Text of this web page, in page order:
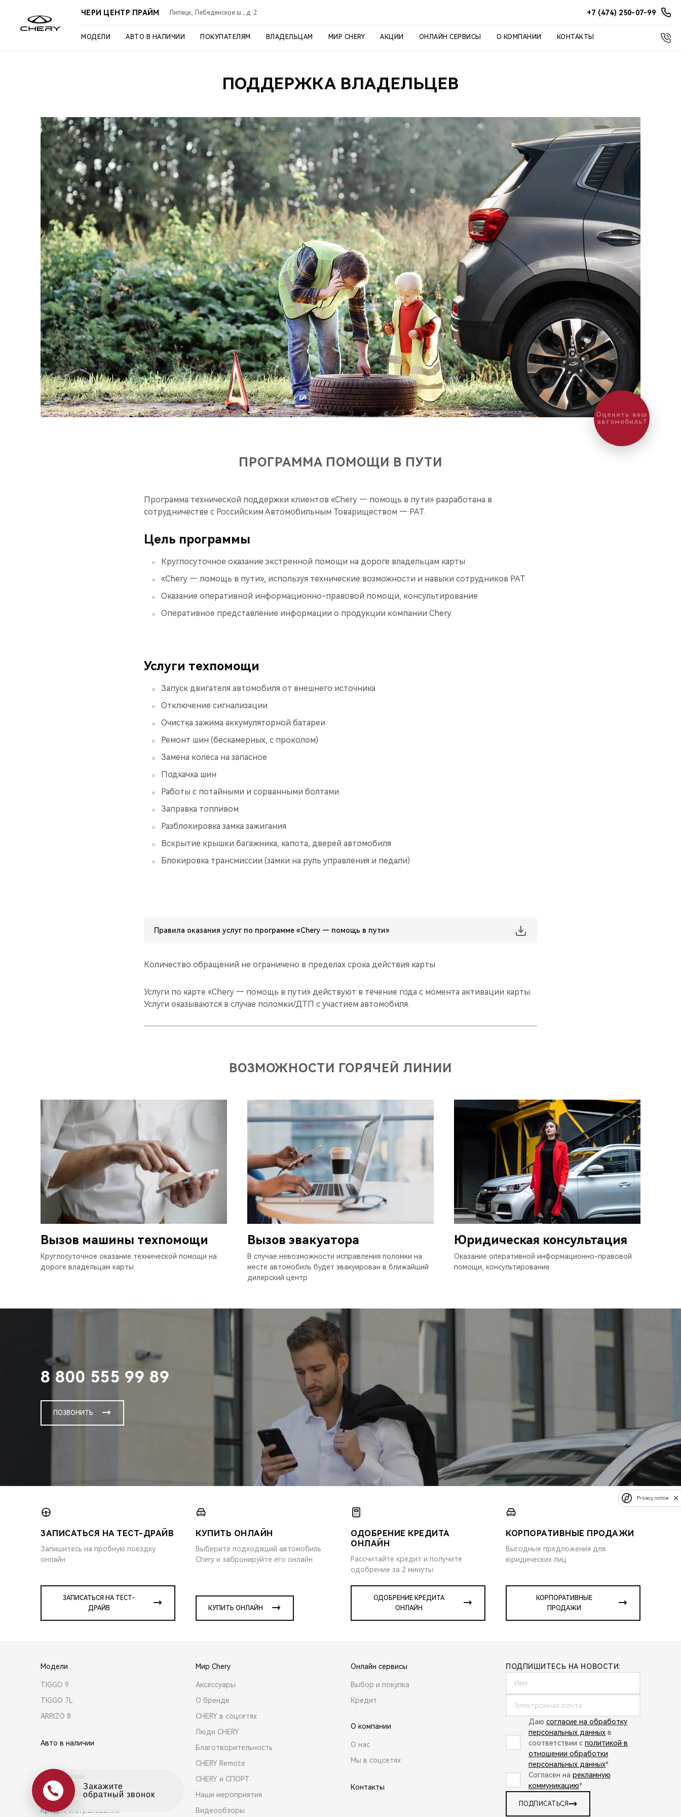
ЧЕРИ ЦЕНТР ПРАЙМ Липецк, Лебедянское ш., д. 2 +7 (474) 250-07-99
МОДЕЛИ АВТО В НАЛИЧИИ ПОКУПАТЕЛЯМ ВЛАДЕЛЬЦАМ МИР CHERY АКЦИИ ОНЛАЙН СЕРВИСЫ О КОМПАНИИ КОНТАКТЫ
ПОДДЕРЖКА ВЛАДЕЛЬЦЕВ
ПРОГРАММА ПОМОЩИ В ПУТИ
Программа технической поддержки клиентов «Chery — помощь в пути» разработана в
сотрудничестве с Российским Автомобильным Товариществом — РАТ.
Цель программы
Круглосуточное оказание экстренной помощи на дороге владельцам карты
«Chery — помощь в пути», используя технические возможности и навыки сотрудников РАТ
Оказание оперативной информационно-правовой помощи, консультирование
Оперативное представление информации о продукции компании Chery
Услуги техпомощи
Запуск двигателя автомобиля от внешнего источника
Отключение сигнализации
Очистка зажима аккумуляторной батареи
Ремонт шин (бескамерных, с проколом)
Замена колеса на запасное
Подкачка шин
Работы с потайными и сорванными болтами
Заправка топливом
Разблокировка замка зажигания
Вскрытие крышки багажника, капота, дверей автомобиля
Блокировка трансмиссии (замки на руль управления и педали)
Правила оказания услуг по программе «Chery — помощь в пути»
Количество обращений не ограничено в пределах срока действия карты
Услуги по карте «Chery — помощь в пути» действуют в течение года с момента активации карты.
Услуги оказываются в случае поломки/ДТП с участием автомобиля.
ВОЗМОЖНОСТИ ГОРЯЧЕЙ ЛИНИИ
Вызов машины техпомощи
Круглосуточное оказание технической помощи на
дороге владельцам карты
Вызов эвакуатора
В случае невозможности исправления поломки на
месте автомобиль будет эвакуирован в ближайший
дилерский центр
Юридическая консультация
Оказание оперативной информационно-правовой
помощи, консультирование
8 800 555 99 89
ПОЗВОНИТЬ
ЗАПИСАТЬСЯ НА ТЕСТ-ДРАЙВ
Запишитесь на пробную поездку
онлайн
ЗАПИСАТЬСЯ НА ТЕСТ-
ДРАЙВ
КУПИТЬ ОНЛАЙН
Выберите подходящий автомобиль
Chery и забронируйте его онлайн
КУПИТЬ ОНЛАЙН
ОДОБРЕНИЕ КРЕДИТА
ОНЛАЙН
Рассчитайте кредит и получите
одобрение за 2 минуты
ОДОБРЕНИЕ КРЕДИТА
ОНЛАЙН
КОРПОРАТИВНЫЕ ПРОДАЖИ
Выгодные предложения для
юридических лиц
КОРПОРАТИВНЫЕ
ПРОДАЖИ
Модели
TIGGO 9
TIGGO 7L
ARRIZO 8
Авто в наличии
Покупателям
Выбор и покупка
Кредит и страхование
Мир Chery
Аксессуары
О бренде
CHERY в соцсетях
Люди CHERY
Благотворительность
CHERY Remote
CHERY и СПОРТ
Наши мероприятия
Видеообзоры
Онлайн сервисы
Выбор и покупка
Кредит
О компании
О нас
Мы в соцсетях
Контакты
ПОДПИШИТЕСЬ НА НОВОСТИ:
Даю согласие на обработку
персональных данных в
соответствии с политикой в
отношении обработки
персональных данных*
Согласен на рекламную
коммуникацию*
ПОДПИСАТЬСЯ
Оценить ваш
автомобиль?
Оцените свой авто
в обмен на новый
Privacy notice